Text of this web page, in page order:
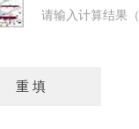
请输入计算结果